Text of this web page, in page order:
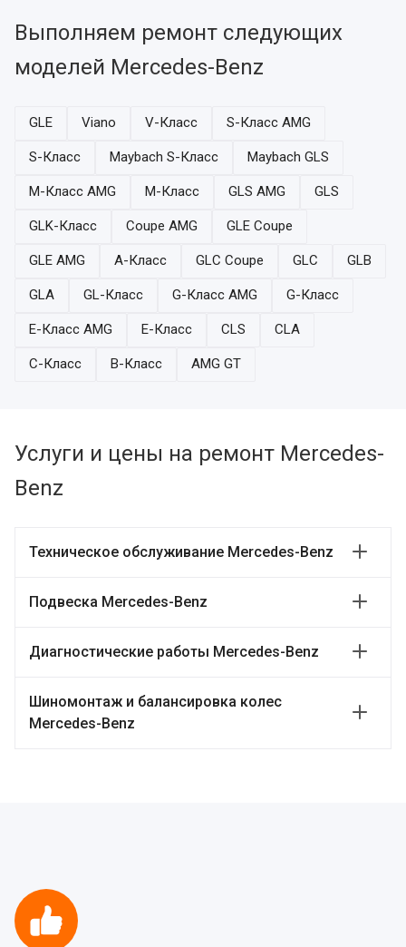
Выполняем ремонт следующих
моделей Mercedes-Benz
GLE Viano V-Класс S-Класс AMG
S-Класс Maybach S-Класс Maybach GLS
M-Класс AMG M-Класс GLS AMG GLS
GLK-Класс Coupe AMG GLE Coupe
GLE AMG A-Класс GLC Coupe GLC GLB
GLA GL-Класс G-Класс AMG G-Класс
E-Класс AMG E-Класс CLS CLA
C-Класс B-Класс AMG GT
Услуги и цены на ремонт Mercedes-
Benz
Техническое обслуживание Mercedes-Benz
Подвеска Mercedes-Benz
Диагностические работы Mercedes-Benz
Шиномонтаж и балансировка колес
Mercedes-Benz